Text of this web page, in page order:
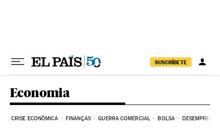
SUSCRÍBETE
Economia
CRISE ECONÔMICA FINANÇAS GUERRA COMERCIAL BOLSA DESEMPREGO